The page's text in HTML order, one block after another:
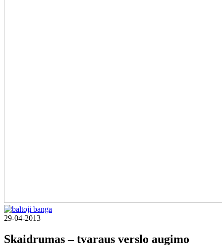
29-04-2013
Skaidrumas – tvaraus verslo augimo